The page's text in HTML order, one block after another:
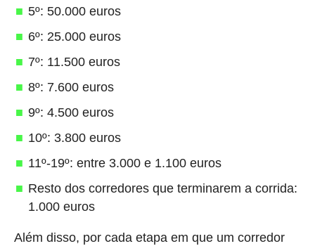
5º: 50.000 euros
6º: 25.000 euros
7º: 11.500 euros
8º: 7.600 euros
9º: 4.500 euros
10º: 3.800 euros
11º-19º: entre 3.000 e 1.100 euros
Resto dos corredores que terminarem a corrida:
1.000 euros
Além disso, por cada etapa em que um corredor